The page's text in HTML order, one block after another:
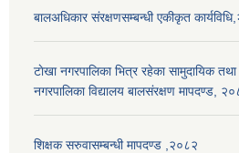
बालअधिकार संरक्षणसम्बन्धी एकीकृत
टाेखा नगरपालिका भित्र रहेका सामुदायिक तथा
नगरपालिका विद्यालय बालसंरक्षण मापदण्ड,
शिक्षक सरुवासम्बन्धी मापदण्ड ,२०८२